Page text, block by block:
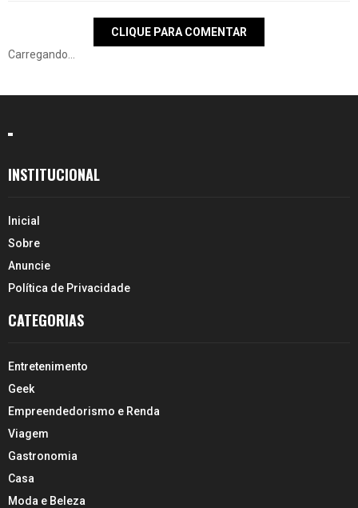
CLIQUE PARA COMENTAR
Carregando...
INSTITUCIONAL
Inicial
Sobre
Anuncie
Política de Privacidade
CATEGORIAS
Entretenimento
Geek
Empreendedorismo e Renda
Viagem
Gastronomia
Casa
Moda e Beleza